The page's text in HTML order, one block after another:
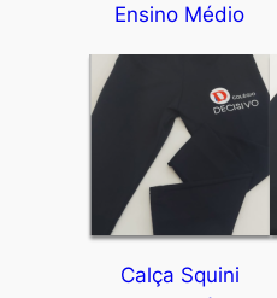
Ensino Médio
Calça Squini